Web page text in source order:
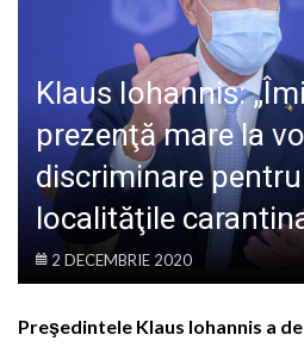
LIFE
Klaus Iohannis:
prezenţă mare la
discriminare
localităţile
2 DECEMBRIE 2020
Preşedintele Klaus Iohannis a